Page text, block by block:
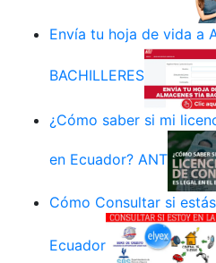
Envía tu hoja de vida a
BACHILLERES
¿Cómo saber si mi
en Ecuador? ANT
Cómo Consultar si
Ecuador